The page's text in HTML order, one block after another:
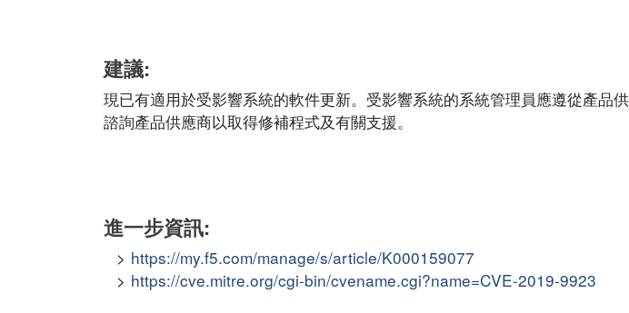
建議:
現已有適用於受影響系統的軟件更新。受影響系統的系統管理員應遵從產品
諮詢產品供應商以取得修補程式及有關支援。
進一步資訊:
https://my.f5.com/manage/s/article/K000159077
https://cve.mitre.org/cgi-bin/cvename.cgi?name=CVE-2019-9923